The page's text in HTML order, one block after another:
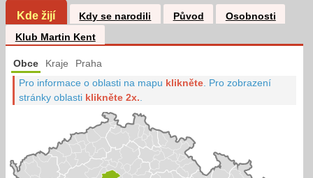
Kde žijí Kdy se narodili Původ
Osobnosti
Klub Martin Kent
Obce Kraje Praha
Pro informace o oblasti na mapu klikněte Pro zobrazení
stránky oblasti klikněte 2x.